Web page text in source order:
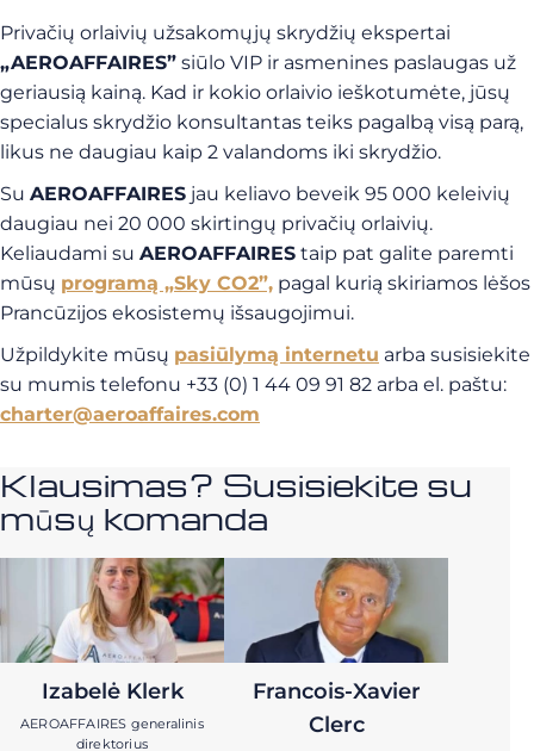
Privačių orlaivių užsakomųjų skrydžių ekspertai
„AEROAFFAIRES” siūlo VIP ir asmenines paslaugas už
geriausią kainą. Kad ir kokio orlaivio ieškotumėte, jūsų
specialus skrydžio konsultantas teiks pagalbą visą parą,
likus ne daugiau kaip 2 valandoms iki skrydžio.
Su AEROAFFAIRES jau keliavo beveik 95 000 keleivių
daugiau nei 20 000 skirtingų privačių orlaivių.
Keliaudami su AEROAFFAIRES taip pat galite paremti
mūsų programą „Sky CO2”, pagal kurią skiriamos lėšos
Prancūzijos ekosistemų išsaugojimui.
Užpildykite mūsų pasiūlymą internetu arba susisiekite
su mumis telefonu +33 (0) 1 44 09 91 82 arba el. paštu:
charter@aeroaffaires.com
Klausimas? Susisiekite su
mūsų komanda
Izabelė Klerk
AEROAFFAIRES generalinis
direktorius
Francois-Xavier
Clerc